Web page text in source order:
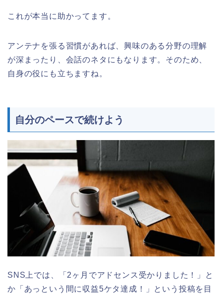
これが本当に助かってます。
アンテナを張る習慣があれば、興味のある分野の理解
が深まったり、会話のネタにもなります。そのため、
自身の役にも立ちますね。
自分のペースで続けよう
SNS上では、 「2ヶ月でアドセンス受かりました！」
と
か 「あっという間に収益5ケタ達成！」 という投稿を目